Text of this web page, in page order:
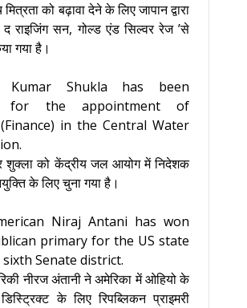
को बढ़ावा देने के लिए जापान द्वारा
राइजिंग सन, गोल्ड एंड सिल्वर रेज ’से
गया है।
Kumar Shukla has been
for the appointment of
in the Central Water
शुक्ला को केंद्रीय जल आयोग में निदेशक
के लिए चुना गया है।
Niraj Antani has won
primary for the US state
Senate district.
नीरज अंतानी ने अमेरिका में ओहियो के
के लिए रिपब्लिकन प्राइमरी